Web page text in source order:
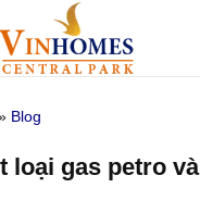
Blog
loại gas petro và